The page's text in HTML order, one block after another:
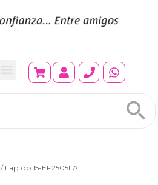
/ Laptop 15-EF2505LA